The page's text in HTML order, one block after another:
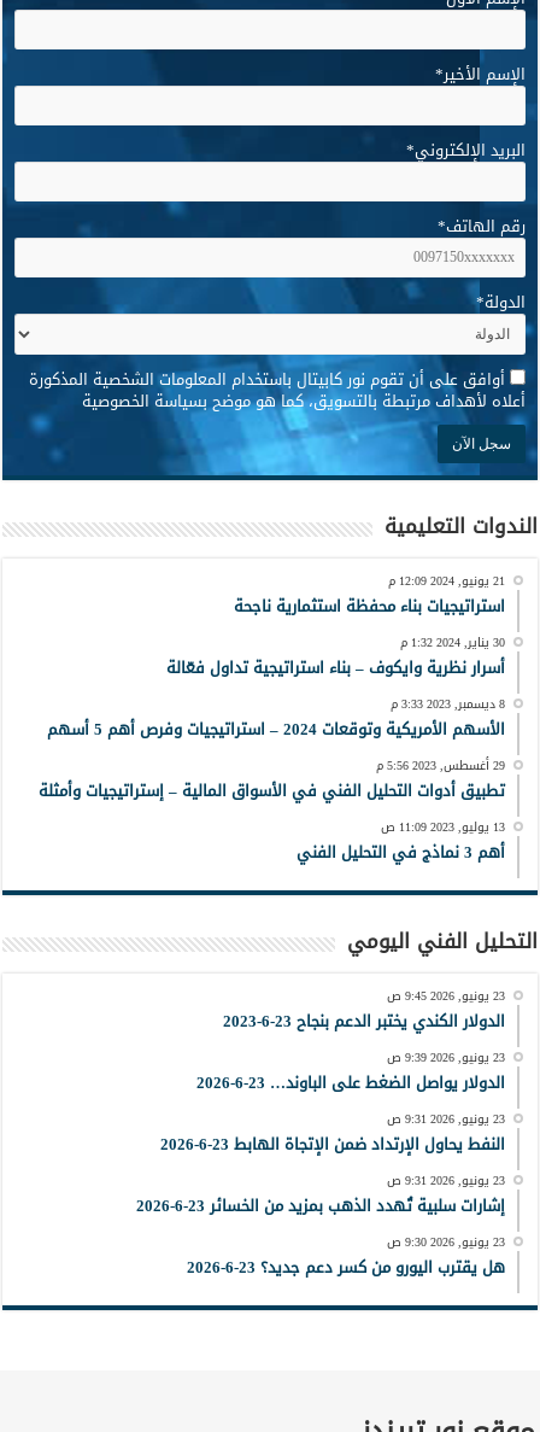
الإسم الأخير*
البريد الإلكتروني*
رقم الهاتف*
الدولة*
* أوافق على أن تقوم نور كابيتال باستخدام المعلومات الشخصية المذكورة
أعلاه لأهداف مرتبطة بالتسويق، كما هو موضح بسياسة الخصوصية
الندوات التعليمية
21 يونيو, 2024 12:09 م
استراتيجيات بناء محفظة استثمارية ناجحة
30 يناير, 2024 1:32 م
أسرار نظرية وايكوف – بناء استراتيجية تداول فعّالة
8 ديسمبر, 2023 3:33 م
الأسهم الأمريكية وتوقعات 2024 – استراتيجيات وفرص أهم 5 أسهم
29 أغسطس, 2023 5:56 م
تطبيق أدوات التحليل الفني في الأسواق المالية – إستراتيجيات وأمثلة
13 يوليو, 2023 11:09 ص
أهم 3 نماذج في التحليل الفني
التحليل الفني اليومي
23 يونيو, 2026 9:45 ص
الدولار الكندي يختبر الدعم بنجاح 23-6-2023
23 يونيو, 2026 9:39 ص
الدولار يواصل الضغط على الباوند… 23-6-2026
23 يونيو, 2026 9:31 ص
النفط يحاول الإرتداد ضمن الإتجاة الهابط 23-6-2026
23 يونيو, 2026 9:31 ص
إشارات سلبية تُهدد الذهب بمزيد من الخسائر 23-6-2026
23 يونيو, 2026 9:30 ص
هل يقترب اليورو من كسر دعم جديد؟ 23-6-2026